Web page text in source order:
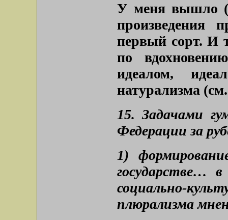
У меня вышло
произведения
первый сорт. И
по
идеалом,
натурализма
15. Задачами
Федерации за
1)
государстве…
социально-
плюрализма